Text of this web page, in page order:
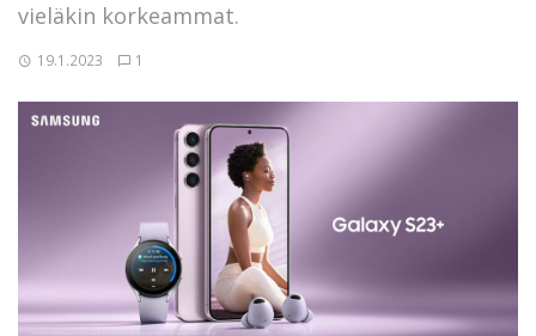
vieläkin korkeammat.
19.1.2023 1